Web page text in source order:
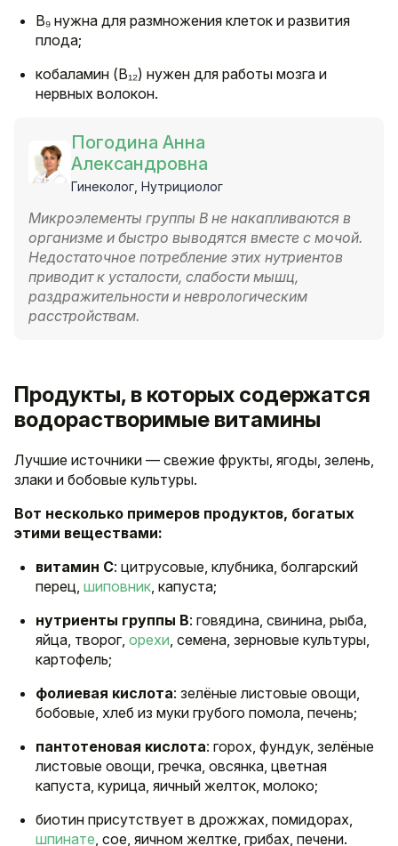
B₉ нужна для размножения клеток и развития
плода;
кобаламин (B₁₂) нужен для работы мозга и
нервных волокон.
Погодина Анна
Александровна
Гинеколог, Нутрициолог
Микроэлементы группы B не накапливаются в
организме и быстро выводятся вместе с мочой.
Недостаточное потребление этих нутриентов
приводит к усталости, слабости мышц,
раздражительности и неврологическим
расстройствам.
Продукты, в которых содержатся
водорастворимые витамины
Лучшие источники — свежие фрукты, ягоды, зелень,
злаки и бобовые культуры.
Вот несколько примеров продуктов, богатых
этими веществами:
витамин С: цитрусовые, клубника, болгарский
перец, шиповник , капуста;
нутриенты группы B: говядина, свинина, рыба,
яйца, творог, орехи , семена, зерновые культуры,
картофель;
фолиевая кислота: зелёные листовые овощи,
бобовые, хлеб из муки грубого помола, печень;
пантотеновая кислота: горох, фундук, зелёные
листовые овощи, гречка, овсянка, цветная
капуста, курица, яичный желток, молоко;
биотин присутствует в дрожжах, помидорах,
шпинате , сое, яичном желтке, грибах, печени.